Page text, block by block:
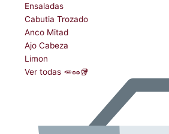
Ensaladas
Cabutia Trozado
Anco Mitad
Ajo Cabeza
Limon
Ver todas 🥕🥜🥡